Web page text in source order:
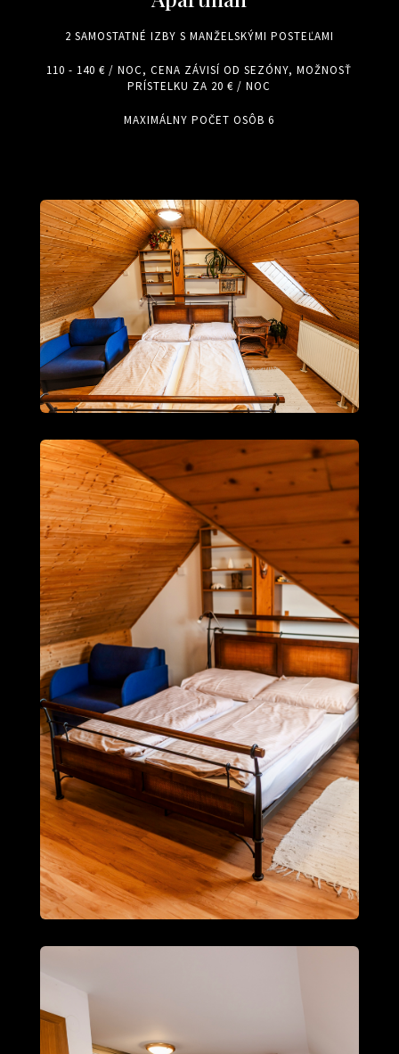
2 SAMOSTATNÉ IZBY S MANŽELSKÝMI POSTEĽAMI
110 - 140 € / NOC, CENA ZÁVISÍ OD SEZÓNY, MOŽNOSŤ
PRÍSTELKU ZA 20 € / NOC
MAXIMÁLNY POČET OSÔB 6